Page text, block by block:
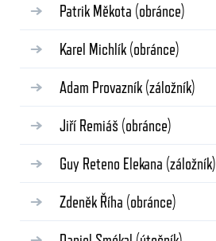
Patrik Měkota (obránce)
Karel Michlík (obránce)
Adam Provazník (záložník)
Jiří Remiáš (obránce)
Guy Reteno Elekana (záložník)
Zdeněk Říha (obránce)